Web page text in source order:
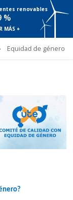
renovables
%
MÁS +
Equidad de género